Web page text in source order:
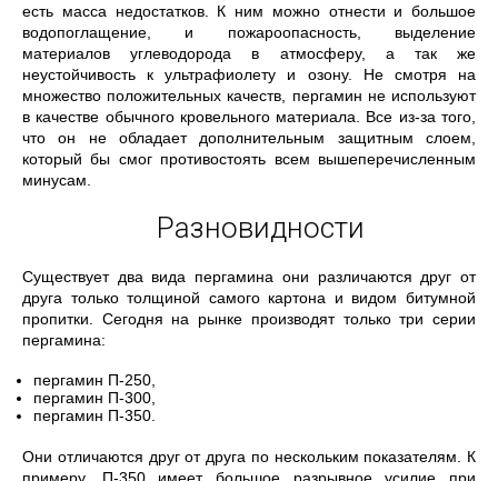
есть масса недостатков. К ним можно отнести и большое
водопоглащение, и пожароопасность, выделение
материалов углеводорода в атмосферу, а так же
неустойчивость к ультрафиолету и озону. Не смотря на
множество положительных качеств, пергамин не используют
в качестве обычного кровельного материала. Все из-за того,
что он не обладает дополнительным защитным слоем,
который бы смог противостоять всем вышеперечисленным
минусам.
Разновидности
Существует два вида пергамина они различаются друг от
друга только толщиной самого картона и видом битумной
пропитки. Сегодня на рынке производят только три серии
пергамина:
пергамин П-250,
пергамин П-300,
пергамин П-350.
Они отличаются друг от друга по нескольким показателям. К